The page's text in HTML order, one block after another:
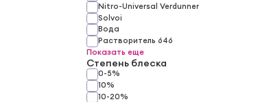
Nitro-Universal Verdunner
Solvoi
Вода
Растворитель 646
Показать еще
Степень блеска
0-5%
10%
10-20%